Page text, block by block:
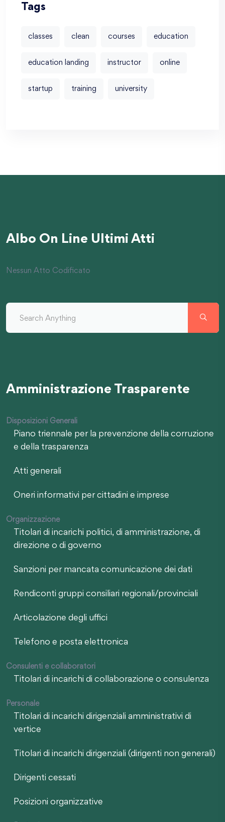
Tags
classes clean courses education
education landing instructor online
startup training university
Albo On Line Ultimi Atti
Nessun Atto Codificato
Amministrazione Trasparente
Disposizioni Generali
Piano triennale per la prevenzione della corruzione
e della trasparenza
Atti generali
Oneri informativi per cittadini e imprese
Organizzazione
Titolari di incarichi politici, di amministrazione, di
direzione o di governo
Sanzioni per mancata comunicazione dei dati
Rendiconti gruppi consiliari regionali/provinciali
Articolazione degli uffici
Telefono e posta elettronica
Consulenti e collaboratori
Titolari di incarichi di collaborazione o consulenza
Personale
Titolari di incarichi dirigenziali amministrativi di
vertice
Titolari di incarichi dirigenziali (dirigenti non generali)
Dirigenti cessati
Posizioni organizzative